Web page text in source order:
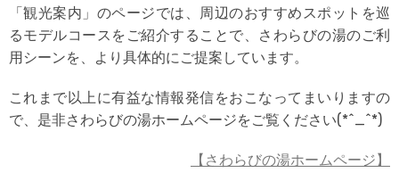
「観光案内」のページでは、周辺のおすすめスポットを巡
るモデルコースをご紹介することで、さわらびの湯のご利
用シーンを、より具体的にご提案しています。
これまで以上に有益な情報発信をおこなってまいりますの
で、是非さわらびの湯ホームページをご覧ください(*^_^*)
【さわらびの湯ホームページ】